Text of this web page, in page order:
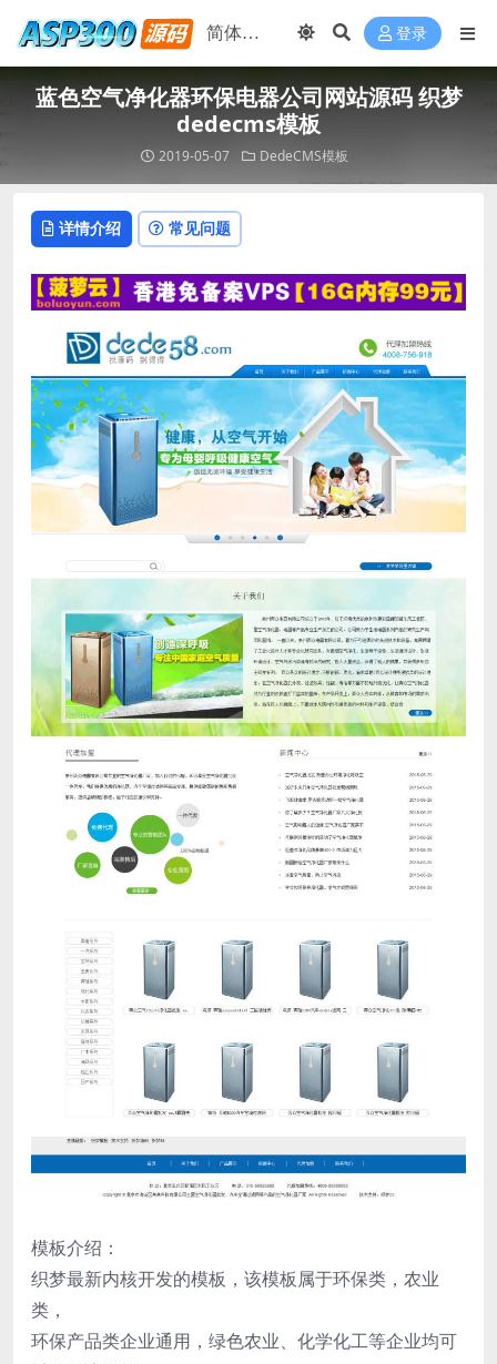
登录
蓝色空气净化器环保电器公司网站源码 织梦
dedecms模板
2019-05-07 DedeCMS模板
详情介绍 常见问题
模板介绍：
织梦最新内核开发的模板，该模板属于环保类，农业
类，
环保产品类企业通用，绿色农业、化学化工等企业均可